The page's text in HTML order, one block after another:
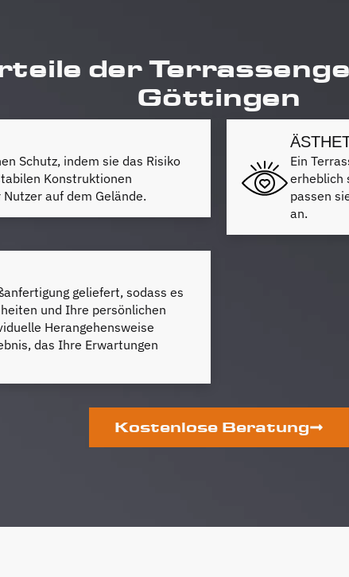
der
Göttingen
Schutz, indem sie das Risiko
Konstruktionen
auf dem Gelände.
Ein
erheblich
passen
an.
geliefert, sodass es
und Ihre persönlichen
Herangehensweise
das Ihre Erwartungen
Kostenlose Beratung